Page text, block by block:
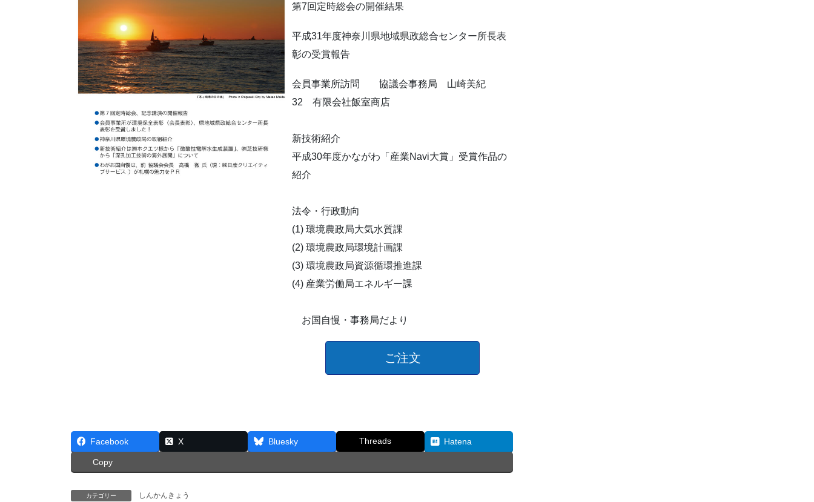
第7回定時総会の開催結果
平成31年度神奈川県地域県政総合センター所長表
彰の受賞報告
会員事業所訪問 協議会事務局 山崎美紀
32 有限会社飯室商店
新技術紹介
平成30年度かながわ「産業Navi大賞」受賞作品の
紹介
法令・行政動向
(1) 環境農政局大気水質課
(2) 環境農政局環境計画課
(3) 環境農政局資源循環推進課
(4) 産業労働局エネルギー課
お国自慢・事務局だより
ご注文
Facebook X Bluesky Threads Hatena
Copy
カテゴリー しんかんきょう